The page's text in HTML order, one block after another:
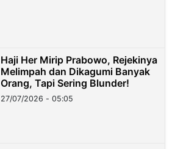
Haji Her Mirip Prabowo, Rejekinya
Melimpah dan Dikagumi Banyak
Orang, Tapi Sering Blunder!
27/07/2026 - 05:05